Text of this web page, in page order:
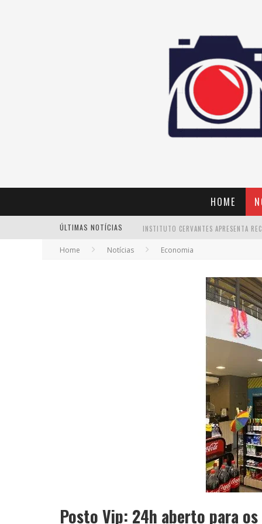
HOME
ÚLTIMAS NOTÍCIAS
Home Notícias Economia
Posto Vip: 24h aberto para